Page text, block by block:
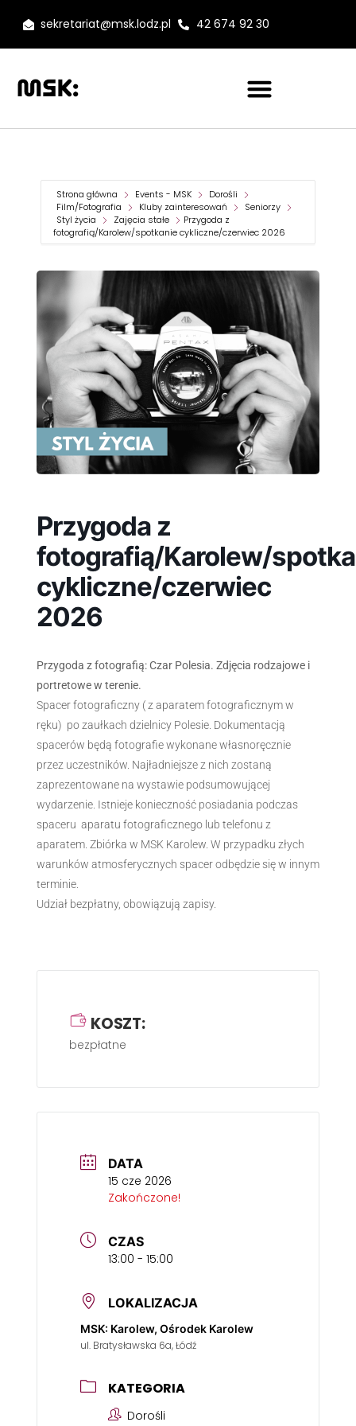
sekretariat@msk.lodz.pl 42 674 92 30
Strona główna Events - MSK
Dorośli
Film/Fotografia
Kluby zainteresowań
Seniorzy
Styl życia
Zajęcia stałe
Przygoda z
fotografią/Karolew/spotkanie cykliczne/czerwiec 2026
Przygoda z
fotografią/Karolew/
cykliczne/czerwiec
2026
Przygoda z fotografią: Czar Polesia. Zdjęcia rodzajowe i
portretowe w terenie.
Spacer fotograficzny ( z aparatem fotograficznym w
ręku) po zaułkach dzielnicy Polesie. Dokumentacją
spacerów będą fotografie wykonane własnoręcznie
przez uczestników. Najładniejsze z nich zostaną
zaprezentowane na wystawie podsumowującej
wydarzenie. Istnieje konieczność posiadania podczas
spaceru aparatu fotograficznego lub telefonu z
aparatem. Zbiórka w MSK Karolew. W przypadku złych
warunków atmosferycznych spacer odbędzie się w innym
terminie.
Udział bezpłatny, obowiązują zapisy.
KOSZT:
bezpłatne
DATA
15 cze 2026
Zakończone!
CZAS
13:00 - 15:00
LOKALIZACJA
MSK: Karolew, Ośrodek Karolew
ul. Bratysławska 6a, Łódź
KATEGORIA
Dorośli